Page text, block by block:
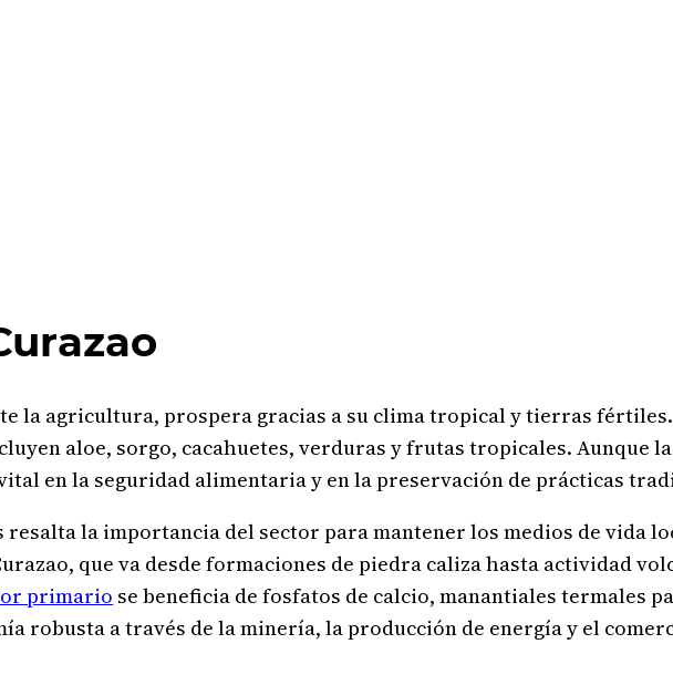
la agricultura, prospera gracias a su clima tropical y tierras
aloe, sorgo, cacahuetes, verduras y frutas tropicales. Aunque
en la seguridad alimentaria y en la preservación de prácticas
la importancia del sector para mantener los medios de vida
que va desde formaciones de piedra caliza hasta actividad
primario se beneficia de fosfatos de calcio, manantiales termales
robusta a través de la minería, la producción de energía y el